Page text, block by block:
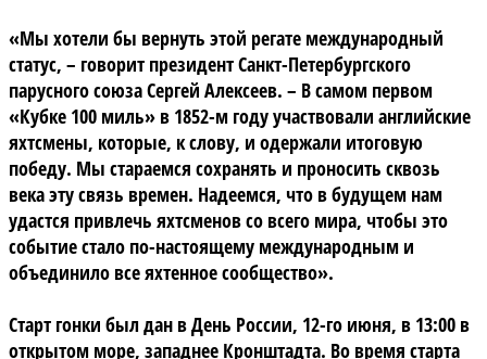
«Мы хотели бы вернуть этой регате международный
статус, – говорит президент Санкт-Петербургского
парусного союза Сергей Алексеев. – В самом первом
«Кубке 100 миль» в 1852-м году участвовали английские
яхтсмены, которые, к слову, и одержали итоговую
победу. Мы стараемся сохранять и проносить сквозь
века эту связь времен. Надеемся, что в будущем нам
удастся привлечь яхтсменов со всего мира, чтобы это
событие стало по-настоящему международным и
объединило все яхтенное сообщество».
Старт гонки был дан в День России, 12-го июня, в 13:00 в
открытом море, западнее Кронштадта. Во время старта